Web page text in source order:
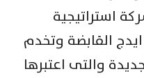
استراتيجية
القابضة وتخدم
والتى اعتبرها